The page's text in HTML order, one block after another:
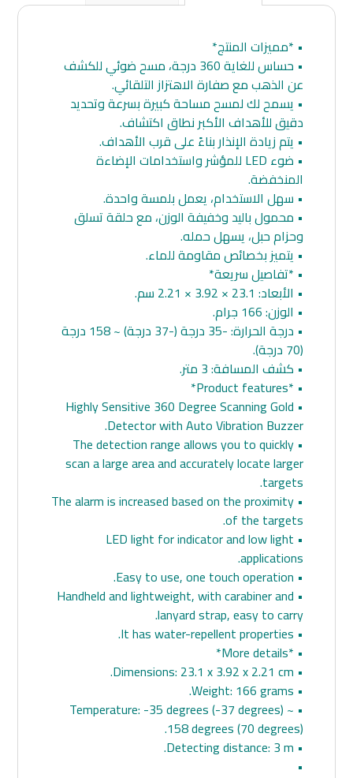
• *مميزات المنتج*
• حساس للغاية 360 درجة، مسح ضوئي للكشف
عن الذهب مع صفارة الاهتزاز التلقائي.
• يسمح لك لمسح مساحة كبيرة بسرعة وتحديد
دقيق للأهداف الأكبر نطاق اكتشاف.
• يتم زيادة الإنذار بناءً على قرب الأهداف.
• ضوء LED للمؤشر واستخدامات الإضاءة
المنخفضة.
• سهل الاستخدام، يعمل بلمسة واحدة.
• محمول باليد وخفيفة الوزن، مع حلقة تسلق
وحزام حبل، يسهل حمله.
• يتميز بخصائص مقاومة للماء.
• *تفاصيل سريعة*
• الأبعاد: 23.1 × 3.92 × 2.21 سم.
• الوزن: 166 جرام.
• درجة الحرارة: -35 درجة (-37 درجة) ~ 158 درجة
(70 درجة).
• كشف المسافة: 3 متر.
• *Product features*
• Highly Sensitive 360 Degree Scanning Gold
Detector with Auto Vibration Buzzer.
• The detection range allows you to quickly
scan a large area and accurately locate larger
targets.
• The alarm is increased based on the proximity
of the targets.
• LED light for indicator and low light
applications.
• Easy to use, one touch operation.
• Handheld and lightweight, with carabiner and
lanyard strap, easy to carry.
• It has water-repellent properties.
• *More details*
• Dimensions: 23.1 x 3.92 x 2.21 cm.
• Weight: 166 grams.
• Temperature: -35 degrees (-37 degrees) ~
158 degrees (70 degrees).
• Detecting distance: 3 m.
•